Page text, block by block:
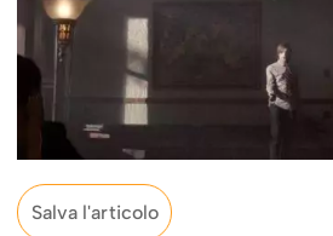
Salva l'articolo